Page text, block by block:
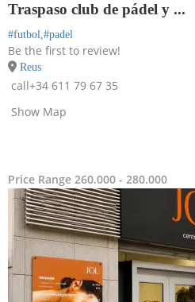
Traspaso club de pádel y ...
#futbol,#padel
Be the first to review!
Reus
call+34 611 79 67 35
Show Map
Price Range 260.000 - 280.000